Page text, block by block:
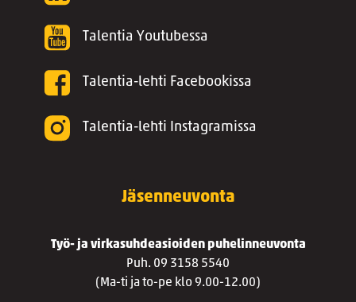
Talentia Youtubessa
Talentia-lehti Facebookissa
Talentia-lehti Instagramissa
Jäsenneuvonta
Työ- ja virkasuhdeasioiden puhelinneuvonta
Puh. 09 3158 5540
(Ma-ti ja to-pe klo 9.00-12.00)